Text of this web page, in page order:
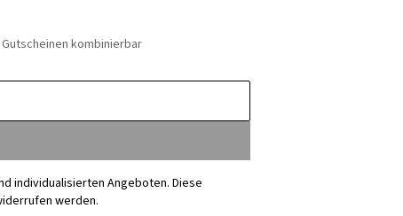
kombinierbar
individualisierten Angeboten. Diese
werden.